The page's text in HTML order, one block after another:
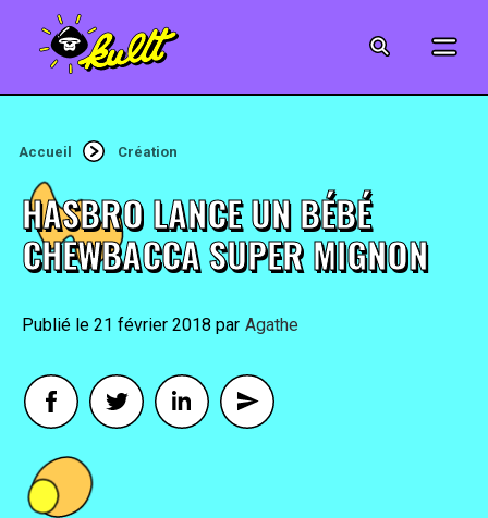
MUSIQUE
JEUX-VIDÉO
Accueil Création
HASBRO LANCE UN BÉBÉ
CHEWBACCA SUPER MIGNON
21 février 2018 By Agathe